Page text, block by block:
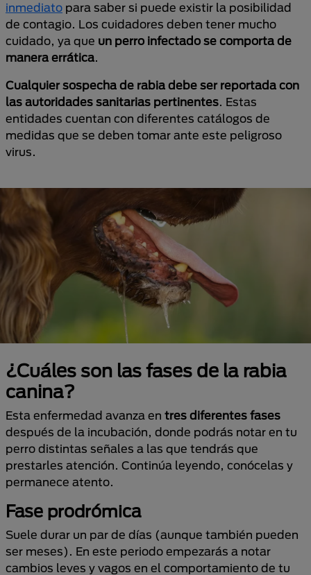
inmediato para saber si puede existir la posibilidad
de contagio. Los cuidadores deben tener mucho
cuidado, ya que un perro infectado se comporta de
manera errática.
Cualquier sospecha de rabia debe ser reportada con
las autoridades sanitarias pertinentes. Estas
entidades cuentan con diferentes catálogos de
medidas que se deben tomar ante este peligroso
virus.
¿Cuáles son las fases de la rabia
canina?
Esta enfermedad avanza en tres diferentes fases
después de la incubación, donde podrás notar en tu
perro distintas señales a las que tendrás que
prestarles atención. Continúa leyendo, conócelas y
permanece atento.
Fase prodrómica
Suele durar un par de días (aunque también pueden
ser meses). En este periodo empezarás a notar
cambios leves y vagos en el comportamiento de tu